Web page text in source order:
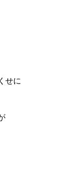
せに